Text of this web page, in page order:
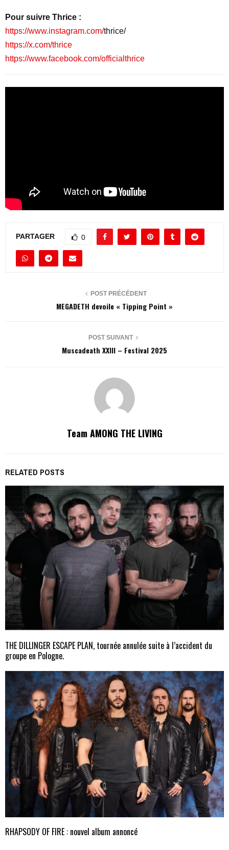
Pour suivre Thrice :
https://www.instagram.com/thrice/
https://x.com/thrice
https://www.facebook.com/officialthrice
PARTAGER 0
POST PRÉCÉDENT
MEGADETH devoile « Tipping Point »
POST SUIVANT
Muscadeath XXIII – Festival 2025
Team AMONG THE LIVING
RELATED POSTS
THE DILLINGER ESCAPE PLAN, tournée annulée suite à l’accident du
groupe en Pologne.
RHAPSODY OF FIRE : nouvel album annoncé